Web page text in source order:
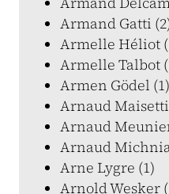
Armand Gatti
Armelle Héliot
Armelle Talbot
Armen Gödel (1)
Arnaud Maisetti
Arnaud
Arnaud
Arne Lygre (1)
Arnold Wesker